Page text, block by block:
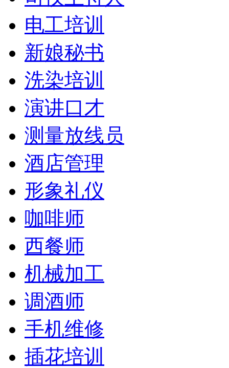
电工培训
新娘秘书
洗染培训
演讲口才
测量放线员
酒店管理
形象礼仪
咖啡师
西餐师
机械加工
调酒师
手机维修
插花培训